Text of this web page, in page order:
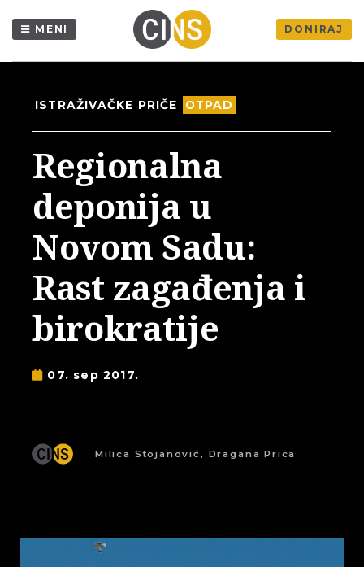
MENI DONIRAJ
ISTRAŽIVAČKE PRIČE OTPAD
Regionalna
deponija u
Novom Sadu:
Rast zagađenja i
birokratije
07. sep 2017.
Milica Stojanović, Dragana Prica